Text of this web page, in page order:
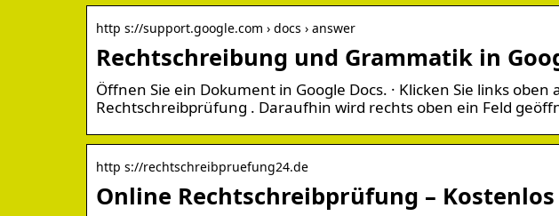
http s://support.google.com › docs › answer
Rechtschreibung und Grammatik in
Öffnen Sie ein Dokument in Google Docs. · Klicken Sie links
Rechtschreibprüfung . Daraufhin wird rechts oben ein Feld
http s://rechtschreibpruefung24.de
Online Rechtschreibprüfung –